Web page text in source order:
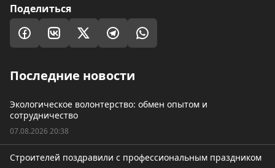
Поделиться
Последние новости
Экологическое волонтерство: обмен опытом и
сотрудничество
07.08.2026 20:38
Строителей поздравили с профессиональным праздником